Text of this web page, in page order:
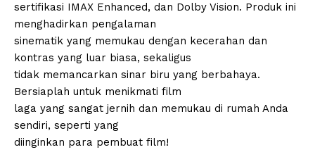
sertifikasi IMAX Enhanced, dan Dolby Vision. Produk ini
menghadirkan pengalaman
sinematik yang memukau dengan kecerahan dan
kontras yang luar biasa, sekaligus
tidak memancarkan sinar biru yang berbahaya.
Bersiaplah untuk menikmati film
laga yang sangat jernih dan memukau di rumah Anda
sendiri, seperti yang
diinginkan para pembuat film!